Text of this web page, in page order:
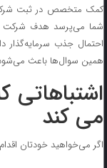
کمک متخصص در ثبت
شما می‌پرسد هدف شرکت
احتمال جذب سرمایه‌گذار
همین سوال‌ها باعث
می کند
اگر می‌خواهید خودتان